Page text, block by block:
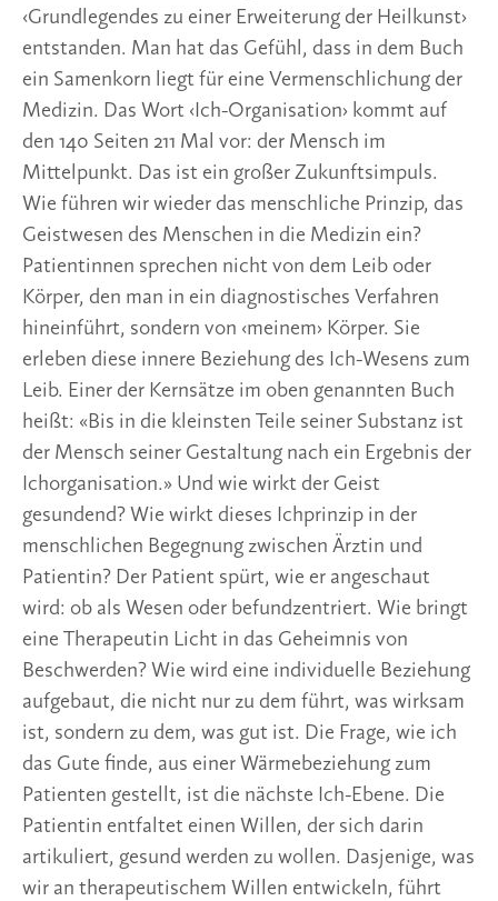
‹Grundlegendes zu einer Erweiterung der Heilkunst›
entstanden. Man hat das Gefühl, dass in dem Buch
ein Samenkorn liegt für eine Vermenschlichung der
Medizin. Das Wort ‹Ich-Organisation› kommt auf
den 140 Seiten 211 Mal vor: der Mensch im
Mittelpunkt. Das ist ein großer Zukunftsimpuls.
Wie führen wir wieder das menschliche Prinzip, das
Geistwesen des Menschen in die Medizin ein?
Patientinnen sprechen nicht von dem Leib oder
Körper, den man in ein diagnostisches Verfahren
hineinführt, sondern von ‹meinem› Körper. Sie
erleben diese innere Beziehung des Ich-Wesens zum
Leib. Einer der Kernsätze im oben genannten Buch
heißt: «Bis in die kleinsten Teile seiner Substanz ist
der Mensch seiner Gestaltung nach ein Ergebnis der
Ichorganisation.» Und wie wirkt der Geist
gesundend? Wie wirkt dieses Ichprinzip in der
menschlichen Begegnung zwischen Ärztin und
Patientin? Der Patient spürt, wie er angeschaut
wird: ob als Wesen oder befundzentriert. Wie bringt
eine Therapeutin Licht in das Geheimnis von
Beschwerden? Wie wird eine individuelle Beziehung
aufgebaut, die nicht nur zu dem führt, was wirksam
ist, sondern zu dem, was gut ist. Die Frage, wie ich
das Gute finde, aus einer Wärmebeziehung zum
Patienten gestellt, ist die nächste Ich-Ebene. Die
Patientin entfaltet einen Willen, der sich darin
artikuliert, gesund werden zu wollen. Dasjenige, was
wir an therapeutischem Willen entwickeln, führt